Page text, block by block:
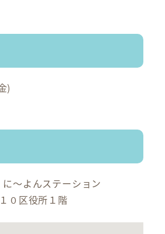
)
～よんステーション
０区役所１階